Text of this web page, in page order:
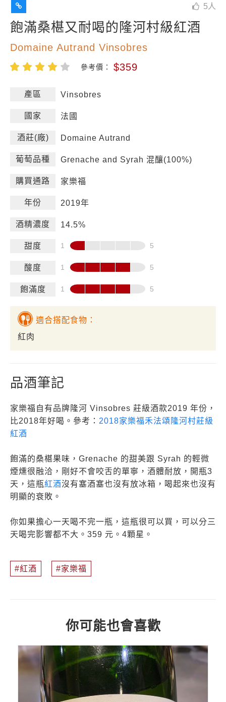
5 人
飽滿桑椹又耐喝的隆河村級紅酒
Domaine Autrand Vinsobres
參考價： $359
產區 Vinsobres
國家 法國
酒莊(廠) Domaine Autrand
葡萄品種 Grenache and Syrah 混釀(100%)
購買通路 家樂福
年份 2019年
酒精濃度 14.5%
甜度
酸度
飽滿度
適合搭配食物：
紅肉
品酒筆記
家樂福自有品牌隆河 Vinsobres 莊級酒款2019 年份，
比2018年好喝。參考： 2018家樂福禾法頌隆河村莊級
紅酒
飽滿的桑椹果味，Grenache 的甜美跟 Syrah 的輕微
煙燻很融洽，剛好不會咬舌的單寧，酒體耐放，開瓶3
天，這瓶紅酒沒有塞酒塞也沒有放冰箱，喝起來也沒有
明顯的衰敗。
你如果擔心一天喝不完一瓶，這瓶很可以買，可以分三
天喝完影響都不大。359 元。4顆星。
紅酒 家樂福
你可能也會喜歡